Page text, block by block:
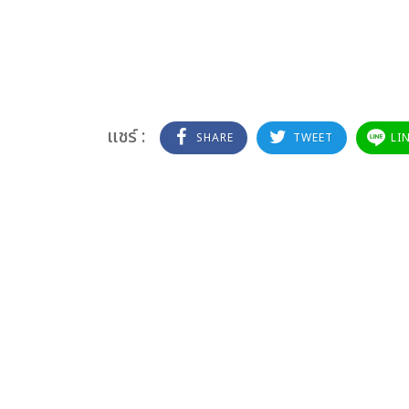
แชร์ : SHARE TWEET